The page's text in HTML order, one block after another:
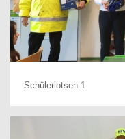
Schülerlotsen 1